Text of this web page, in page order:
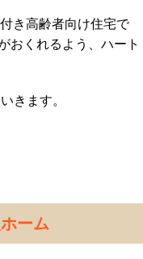
き高齢者向け住宅で
おくれるよう、ハート
きます。
ーム